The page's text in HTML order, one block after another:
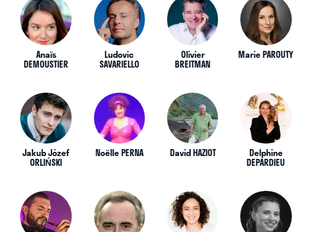
Anaïs
DEMOUSTIER
Ludovic
SAVARIELLO
Olivier
BREITMAN
Marie PAROUTY
Jakub Józef
ORLIŃSKI
Noëlle PERNA David HAZIOT Delphine
DEPARDIEU